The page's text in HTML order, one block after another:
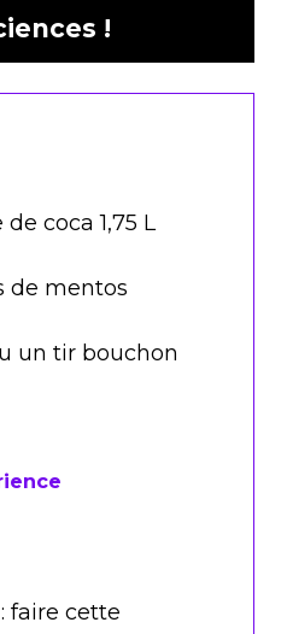
!
coca 1,75 L
de mentos
un tir bouchon
: faire cette